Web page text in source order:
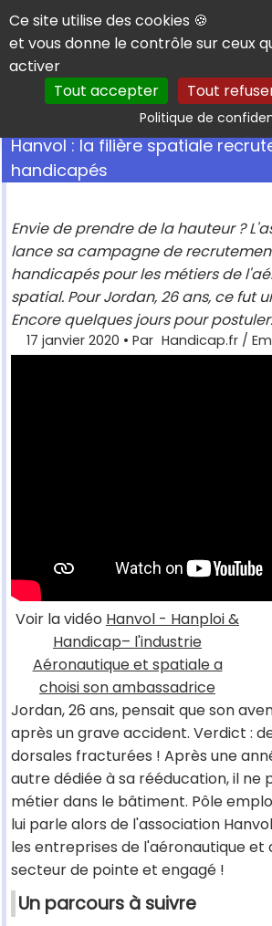
Panneau de gestion des cookies
Ce site utilise des cookies 🍪
et vous donne le contrôle sur ceux
activer
Tout accepter
Tout
Politique de
Hanvol : la filière spatiale
handicapés
Envie de prendre de la hauteur ?
lance sa campagne de
handicapés pour les métiers de
spatial. Pour Jordan, 26 ans, ce fut
Encore quelques jours pour postuler.
17 janvier 2020 • Par Handicap.fr /
Voir la vidéo Hanvol - Hanploi &
Handicap– l'industrie
Aéronautique et spatiale a
choisi son ambassadrice
Jordan, 26 ans, pensait que son
après un grave accident. Verdict :
dorsales fracturées ! Après une
autre dédiée à sa rééducation, il ne
métier dans le bâtiment. Pôle
lui parle alors de l'association
les entreprises de l'aéronautique et
secteur de pointe et engagé !
Un parcours à suivre